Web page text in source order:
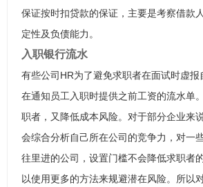
保证按时扣贷款的保证，主要是考察借款
定性及负债能力。
入职银行流水
有些公司HR为了避免求职者在面试时虚报
在通知员工入职时提供之前工资的流水单
职者，又降低成本风险。对于部分企业来
会综合分析自己所在公司的竞争力，对一
往里进的公司，设置门槛不会降低求职者
以使用更多的方法来规避潜在风险。所以